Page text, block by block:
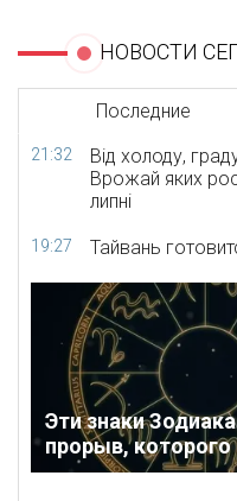
НОВОСТИ
Последние
21:32
Від холоду,
Врожай яких
липні
19:27 Тайвань
Эти знаки
прорыв,